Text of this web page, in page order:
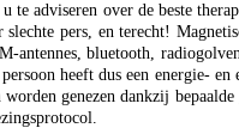
adviseren over de beste
pers, en terecht!
antennes, bluetooth,
heeft dus een energie-
genezen dankzij